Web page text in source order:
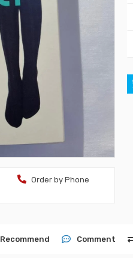
Order by Phone
Recommend Comment